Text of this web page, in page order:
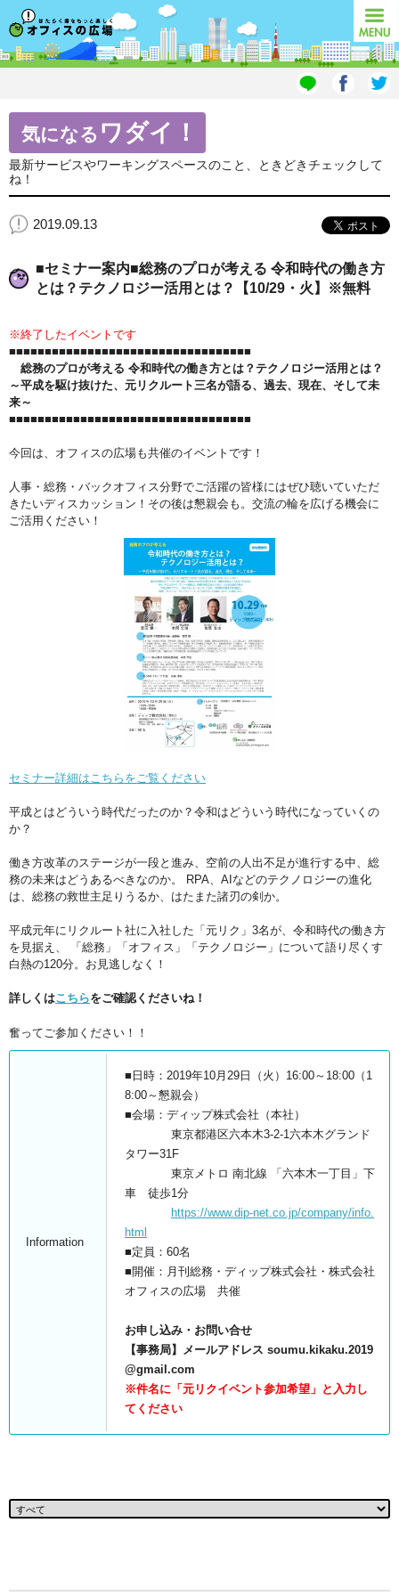
オフィスの広場 MENU
気になる ワダイ！
最新サービスやワーキングスペースのこと、ときどきチェックして
ね！
2019.09.13
■セミナー案内■総務のプロが考える 令和時代の働き方
とは？テクノロジー活用とは？【10/29・火】※無料
※終了したイベントです
■■■■■■■■■■■■■■■■■■■■■■■■■■■■■■■■■■
総務のプロが考える 令和時代の働き方とは？テクノロジー活用とは？
～平成を駆け抜けた、元リクルート三名が語る、過去、現在、そして未
来～
■■■■■■■■■■■■■■■■■■■■■■■■■■■■■■■■■■
今回は、オフィスの広場も共催のイベントです！
人事・総務・バックオフィス分野でご活躍の皆様にはぜひ聴いていただ
きたいディスカッション！その後は懇親会も。交流の輪を広げる機会に
ご活用ください！
セミナー詳細はこちらをご覧ください
平成とはどういう時代だったのか？令和はどういう時代になっていくの
か？
働き方改革のステージが一段と進み、空前の人出不足が進行する中、総
務の未来はどうあるべきなのか。 RPA、AIなどのテクノロジーの進化
は、総務の救世主足りうるか、はたまた諸刃の剣か。
平成元年にリクルート社に入社した「元リク」3名が、令和時代の働き方
を見据え、 「総務」「オフィス」「テクノロジー」について語り尽くす
白熱の120分。お見逃しなく！
詳しくはこちらをご確認くださいね！
奮ってご参加ください！！
Information
■日時：2019年10月29日（火）16:00～18:00（1
8:00～懇親会）
■会場：ディップ株式会社（本社）
東京都港区六本木3-2-1六本木グランド
タワー31F
東京メトロ 南北線 「六本木一丁目」下
車 徒歩1分
https://www.dip-net.co.jp/company/info.
html
■定員：60名
■開催：月刊総務・ディップ株式会社・株式会社
オフィスの広場 共催
お申し込み・お問い合せ
【事務局】メールアドレス soumu.kikaku.2019
@gmail.com
※件名に「元リクイベント参加希望」と入力し
てください